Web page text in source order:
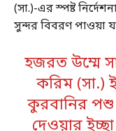
(সা.)-এর স্পষ্ট
সুন্দর বিবরণ পাওয়া
হজরত উম্মে
করিম (সা.)
কুরবানির
দেওয়ার